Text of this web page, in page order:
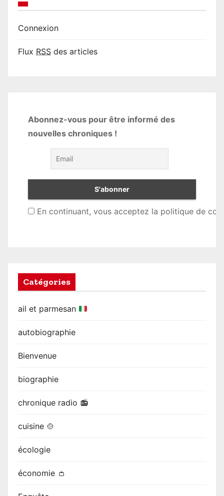
Connexion
Flux RSS des articles
Abonnez-vous pour être informé des
nouvelles chroniques !
En continuant, vous acceptez la politique de
Catégories
ail et parmesan
autobiographie
Bienvenue
biographie
chronique radio 📻
cuisine 🍲
écologie
économie 👛